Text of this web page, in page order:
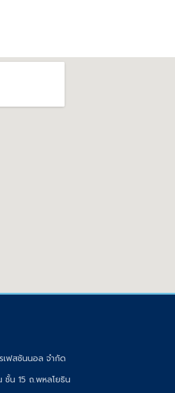
ฟสชันนอล จำกัด
ชั้น 15 ถ.พหลโยธิน